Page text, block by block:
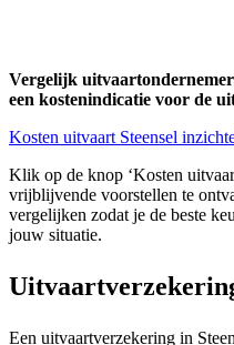
Vergelijk
een kostenindicatie voor de
Kosten uitvaart Steensel
Klik op de knop ‘Kosten
vrijblijvende voorstellen te
vergelijken zodat je de beste
jouw situatie.
Een uitvaartverzekering in